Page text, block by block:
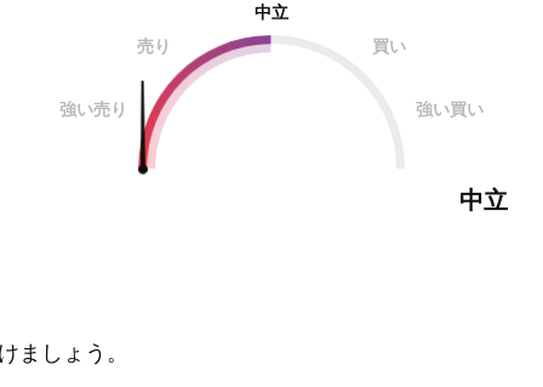
中立
売り
買い
強い売り 強い買い
中立
ましょう。